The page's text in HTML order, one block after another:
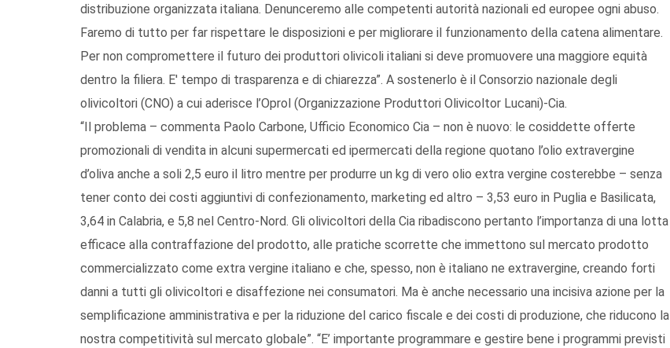
distribuzione organizzata italiana. Denunceremo alle competenti autorità nazionali ed europee ogni abuso.
Faremo di tutto per far rispettare le disposizioni e per migliorare il funzionamento della catena alimentare.
Per non compromettere il futuro dei produttori olivicoli italiani si deve promuovere una maggiore equità
dentro la filiera. E' tempo di trasparenza e di chiarezza”. A sostenerlo è il Consorzio nazionale degli
olivicoltori (CNO) a cui aderisce l’Oprol (Organizzazione Produttori Olivicoltor Lucani)-Cia.
“Il problema – commenta Paolo Carbone, Ufficio Economico Cia – non è nuovo: le cosiddette offerte
promozionali di vendita in alcuni supermercati ed ipermercati della regione quotano l’olio extravergine
d’oliva anche a soli 2,5 euro il litro mentre per produrre un kg di vero olio extra vergine costerebbe – senza
tener conto dei costi aggiuntivi di confezionamento, marketing ed altro – 3,53 euro in Puglia e Basilicata,
3,64 in Calabria, e 5,8 nel Centro-Nord. Gli olivicoltori della Cia ribadiscono pertanto l’importanza di una lotta
efficace alla contraffazione del prodotto, alle pratiche scorrette che immettono sul mercato prodotto
commercializzato come extra vergine italiano e che, spesso, non è italiano ne extravergine, creando forti
danni a tutti gli olivicoltori e disaffezione nei consumatori. Ma è anche necessario una incisiva azione per la
semplificazione amministrativa e per la riduzione del carico fiscale e dei costi di produzione, che riducono la
nostra competitività sul mercato globale”. “E’ importante programmare e gestire bene i programmi previsti